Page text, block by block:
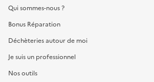
Qui sommes-nous ?
Bonus Réparation
Déchèteries autour de moi
Je suis un professionnel
Nos outils